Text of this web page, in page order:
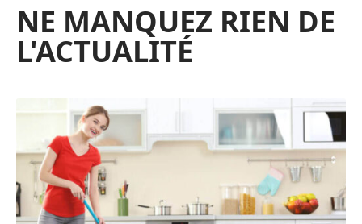
NE MANQUEZ RIEN DE
L'ACTUALITÉ